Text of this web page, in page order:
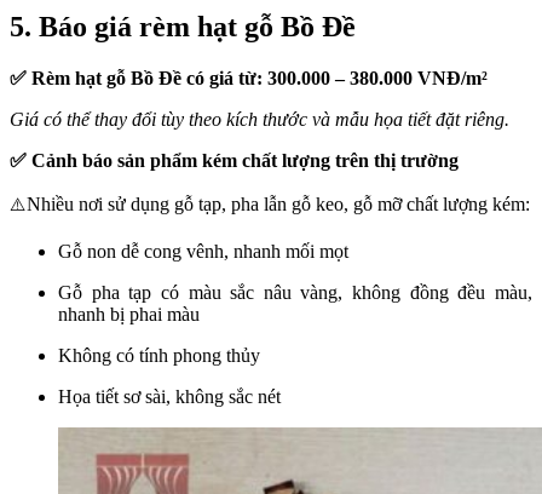
5. Báo giá rèm hạt gỗ Bồ Đề
✅ Rèm hạt gỗ Bồ Đề có giá từ: 300.000 – 380.000 VNĐ/m²
Giá có thể thay đổi tùy theo kích thước và mẫu họa tiết đặt riêng.
✅ Cảnh báo sản phẩm kém chất lượng trên thị trường
⚠️Nhiều nơi sử dụng gỗ tạp, pha lẫn gỗ keo, gỗ mỡ chất lượng kém:
Gỗ non dễ cong vênh, nhanh mối mọt
Gỗ pha tạp có màu sắc nâu vàng, không đồng đều màu,
nhanh bị phai màu
Không có tính phong thủy
Họa tiết sơ sài, không sắc nét